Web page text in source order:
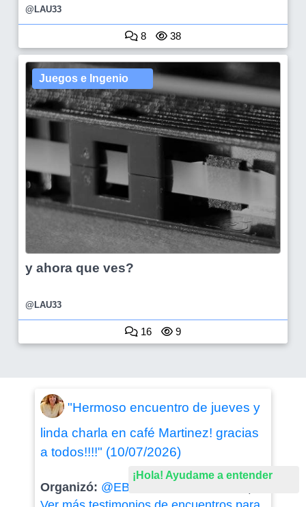
¡Hola! Ayudame a entender
@LAU33
8 38
Juegos e Ingenio
y ahora que ves?
@LAU33
16 9
"Hermoso encuentro de jueves y
linda charla en café Martinez! gracias
a todos!!!!" (10/07/2026)
Organizó: @EBOU52